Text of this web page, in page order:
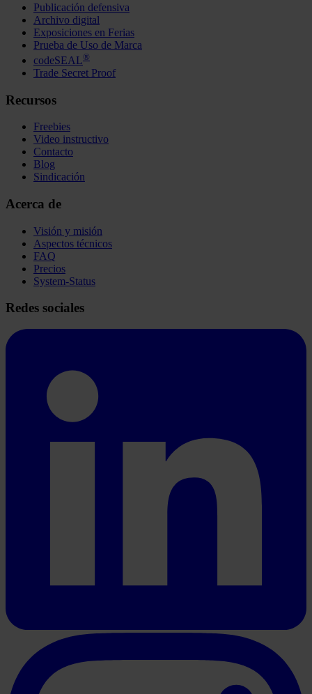
Publicación defensiva
Archivo digital
Exposiciones en Ferias
Prueba de Uso de Marca
codeSEAL®
Trade Secret Proof
Recursos
Freebies
Video instructivo
Contacto
Blog
Sindicación
Acerca de
Visión y misión
Aspectos técnicos
FAQ
Precios
System-Status
Redes sociales